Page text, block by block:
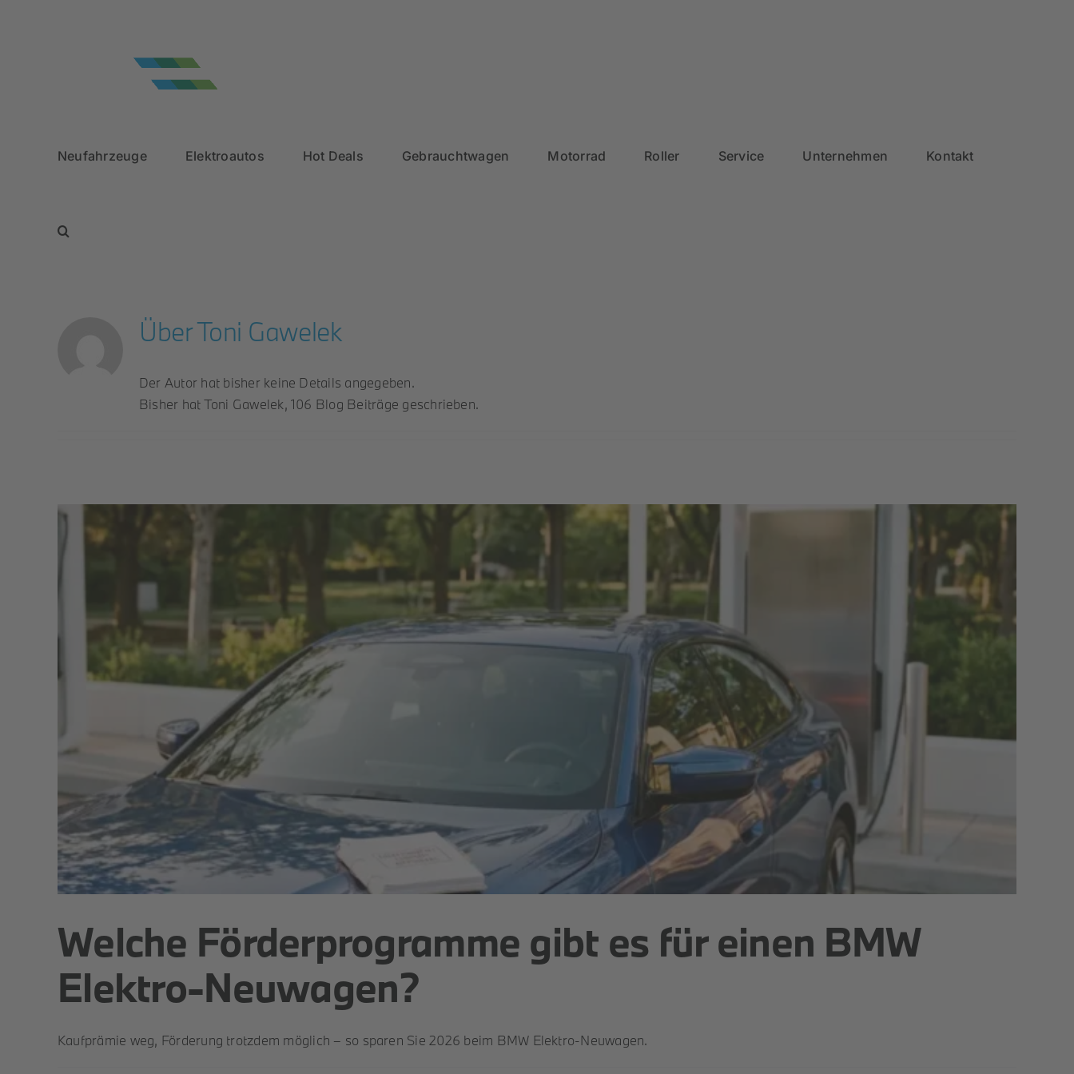
Neufahrzeuge Elektroautos Hot Deals Gebrauchtwagen Motorrad Roller Service Unternehmen Kontakt
ÜberToni Gawelek
Der Autor hat bisher keine Details angegeben.
Bisher hat Toni Gawelek, 106 Blog Beiträge geschrieben.
Welche Förderprogramme gibt es für einen BMW
Elektro-Neuwagen?
Kaufprämie weg, Förderung trotzdem möglich – so sparen Sie 2026 beim BMW Elektro-Neuwagen.